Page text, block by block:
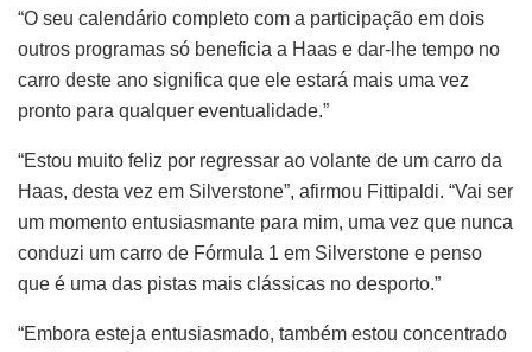
“O seu calendário completo com a participação em dois
outros programas só beneficia a Haas e dar-lhe tempo no
carro deste ano significa que ele estará mais uma vez
pronto para qualquer eventualidade.”
“Estou muito feliz por regressar ao volante de um carro da
Haas, desta vez em Silverstone”, afirmou Fittipaldi. “Vai ser
um momento entusiasmante para mim, uma vez que nunca
conduzi um carro de Fórmula 1 em Silverstone e penso
que é uma das pistas mais clássicas no desporto.”
“Embora esteja entusiasmado, também estou concentrado